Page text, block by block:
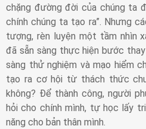
chặng đường đời của chúng ta
chính chúng ta tạo ra”. Nhưng
tượng, rèn luyện một tầm nhìn
đã sẵn sàng thực hiện bước
sàng thử nghiệm và mạo hiểm
tạo ra cơ hội từ thách thức
không? Để thành công, người
hỏi cho chính mình, tự học lấy
năng cho bản thân mình.